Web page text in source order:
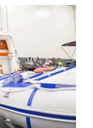
Traditionele
Schepen